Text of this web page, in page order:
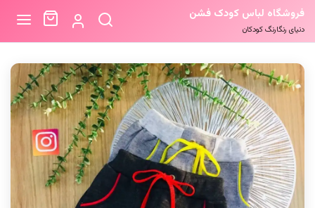
فروشگاه لباس کودک فشن
دنیای رنگارنگ کودکان